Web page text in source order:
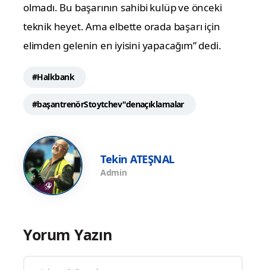
olmadı. Bu başarının sahibi kulüp ve önceki
teknik heyet. Ama elbette orada başarı için
elimden gelenin en iyisini yapacağım” dedi.
#Halkbank
#başantrenörStoytchev"denaçıklamalar
Tekin ATEŞNAL
Admin
Yorum Yazın